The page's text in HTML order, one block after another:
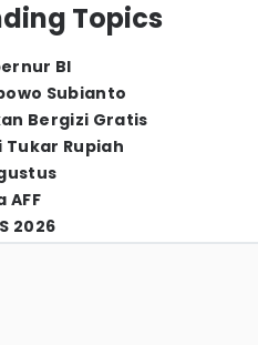
Topics
BI
Subianto
Bergizi Gratis
Tukar Rupiah
AFF
2026